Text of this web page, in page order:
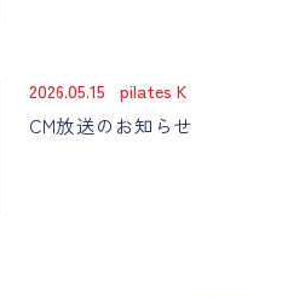
2026.05.15 pilates K
CM放送のお知らせ